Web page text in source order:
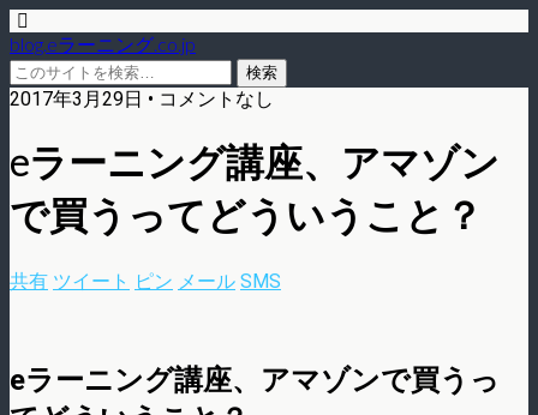
blog.eラーニング.co.jp
2017年3月29日 • コメントなし
eラーニング講座、アマゾン
で買うってどういうこと？
共有 ツイート ピン メール SMS
eラーニング講座、アマゾンで買うっ